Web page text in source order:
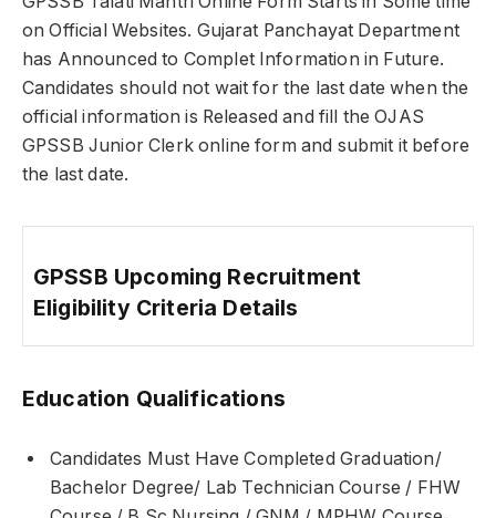
on Official Websites. Gujarat Panchayat Department
has Announced to Complet Information in Future.
Candidates should not wait for the last date when the
official information is Released and fill the OJAS
GPSSB Junior Clerk online form and submit it before
the last date.
GPSSB Upcoming Recruitment
Eligibility Criteria Details
Education Qualifications
Candidates Must Have Completed Graduation/
Bachelor Degree/ Lab Technician Course / FHW